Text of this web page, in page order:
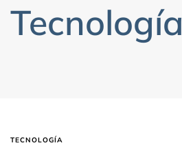
Tecnología
TECNOLOGÍA